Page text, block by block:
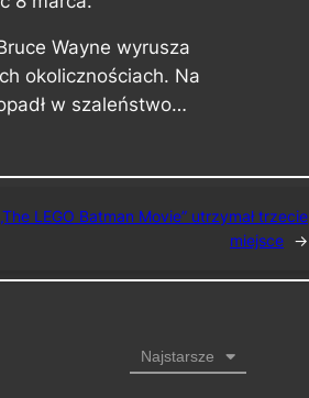
Wayne wyrusza
okolicznościach. Na
w szaleństwo…
LEGO Batman Movie” utrzymał trzecie
miejsce →
Najstarsze